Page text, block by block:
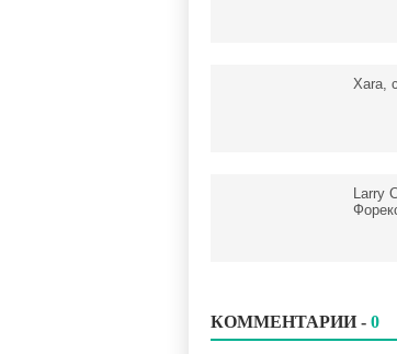
Xara,
Larry
КОММЕНТАРИИ - 0